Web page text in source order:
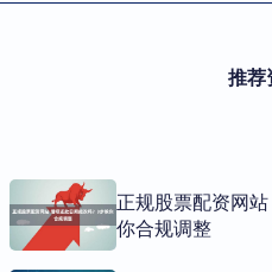
推荐
正规股票配资网
你合规调整